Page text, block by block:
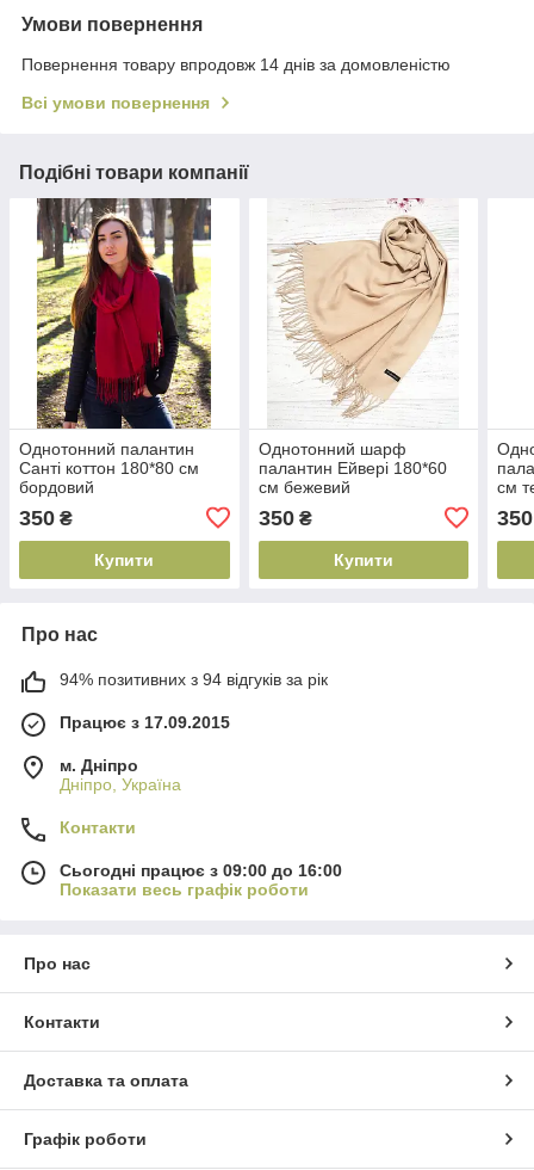
Умови повернення
Повернення товару впродовж 14 днів за домовленістю
Всі умови повернення
Подібні товари компанії
Однотонний палантин
Санті коттон 180*80 см
бордовий
350 ₴
Купити
Однотонний шарф
палантин Ейвері 180*60
см бежевий
350₴
Купити
см
350
Про нас
94% позитивних з 94 відгуків за рік
Працює з 17.09.2015
м. Дніпро
Дніпро, Україна
Контакти
Сьогодні працює з 09:00 до 16:00
Показати весь графік роботи
Про нас
Контакти
Доставка та оплата
Графік роботи